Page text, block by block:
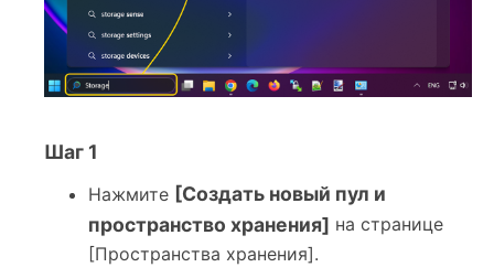
Шаг 1
Нажмите [Создать новый пул и
пространство хранения] на странице
[Пространства хранения].